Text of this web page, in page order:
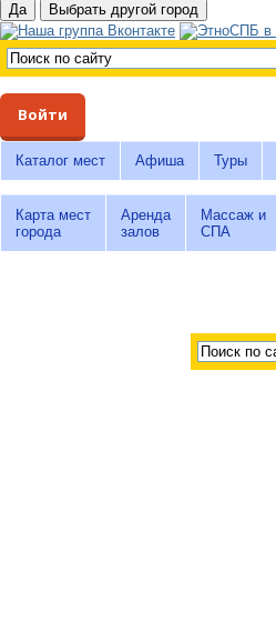
Войти
Каталог мест Афиша Туры
Карта мест
города
Аренда
залов
Массаж и
СПА